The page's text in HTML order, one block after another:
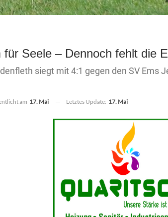
für Seele – Dennoch fehlt die
siegt mit 4:1 gegen den SV Ems
am 17. Mai Letztes Update: 17. Mai